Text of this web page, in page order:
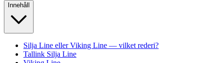
Innehåll
Silja Line eller Viking Line — vilket rederi?
Tallink Silja Line